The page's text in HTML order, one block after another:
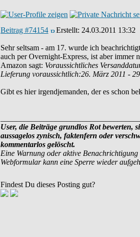
Beitrag #74154 Erstellt: 24.03.2011 13:32
Sehr seltsam - am 17. wurde ich
auch per Overnight-Express, ist aber immer
Amazon sagt: Voraussichtliches
Lieferung voraussichtlich:26. März 2011 -
Gibt es hier irgendjemanden, der es schon
User, die Beiträge grundlos Rot bewerten,
aussagelos zynisch, faktenfern oder
kommentarlos gelöscht.
Eine Warnung oder aktive
Webformular kann eine Sperre wieder
Findest Du dieses Posting gut?